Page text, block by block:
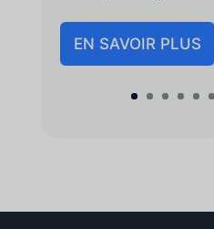
EN SAVOIR PLUS